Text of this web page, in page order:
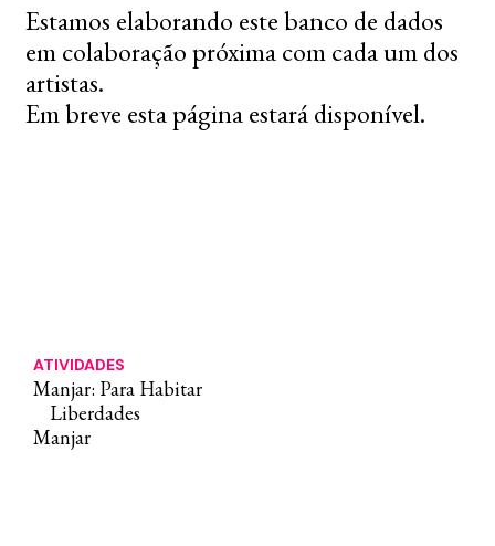
ATIVIDADES
Manjar: Para Habitar
Liberdades
Manjar
Estamos elaborando este banco de dados
em colaboração próxima com cada um dos
artistas.
Em breve esta página estará disponível.